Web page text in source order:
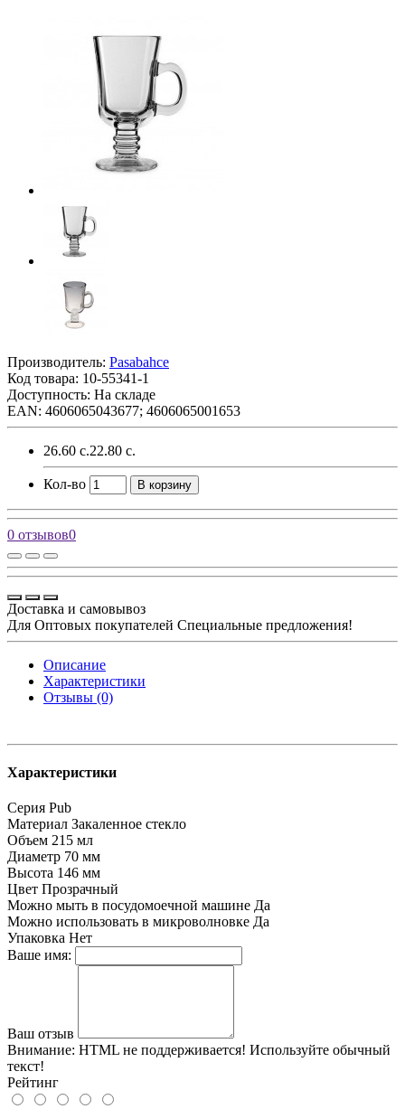
Производитель: Pasabahce
Код товара: 10-55341-1
Доступность: На складе
EAN: 4606065043677; 4606065001653
26.60 с.22.80 с.
Кол-во В корзину
0 отзывов0
Доставка и самовывоз
Для Оптовых покупателей Специальные предложения!
Описание
Характеристики
Отзывы (0)
Характеристики
Серия Pub
Материал Закаленное стекло
Объем 215 мл
Диаметр 70 мм
Высота 146 мм
Цвет Прозрачный
Можно мыть в посудомоечной машине Да
Можно использовать в микроволновке Да
Упаковка Нет
Ваше имя:
Ваш отзыв
Внимание: HTML не поддерживается! Используйте обычный
текст!
Рейтинг